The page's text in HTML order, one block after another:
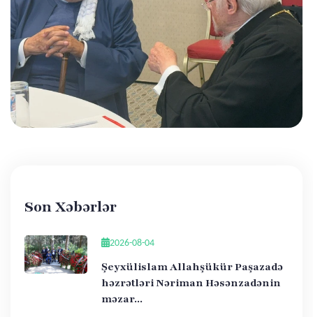
Son Xəbərlər
2026-08-04
Şeyxülislam Allahşükür Paşazadə
həzrətləri Nəriman Həsənzadənin
məzar...